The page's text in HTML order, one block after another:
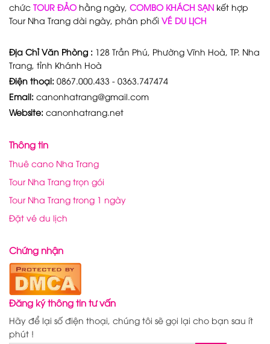
chức TOUR ĐẢO hằng ngày, COMBO KHÁCH SẠN kết hợp
Tour Nha Trang dài ngày, phân phối VÉ DU LỊCH
Địa Chỉ Văn Phòng : 128 Trần Phú, Phường Vĩnh Hoà, TP. Nha
Trang, tỉnh Khánh Hoà
Điện thoại: 0867.000.433 - 0363.747474
Email: canonhatrang@gmail.com
Website: canonhatrang.net
Thông tin
Thuê cano Nha Trang
Tour Nha Trang trọn gói
Tour Nha Trang trong 1 ngày
Đặt vé du lịch
Chứng nhận
Đăng ký thông tin tư vấn
Hãy để lại số điện thoại, chúng tôi sẽ gọi lại cho bạn sau ít
phút !